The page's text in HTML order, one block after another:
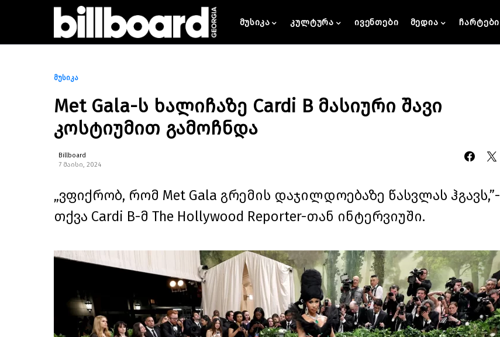
მუსიკა კულტურა ივენთები მედია ჩარტები
მუსიკა
Met Gala-ს ხალიჩაზე Cardi B მასიური შავი
კოსტიუმით გამოჩნდა
Billboard
7 მაისი, 2024
„ვფიქრობ, რომ Met Gala გრემის დაჯილდოებაზე წასვლას ჰგავს,”-
თქვა Cardi B-მ The Hollywood Reporter-თან ინტერვიუში.